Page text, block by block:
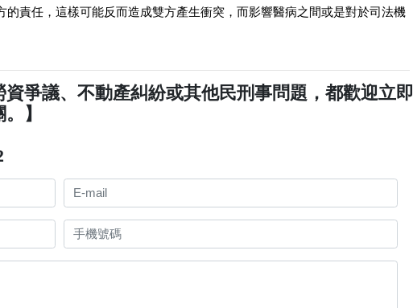
責任，這樣可能反而造成雙方產生衝突，而影響醫病之間或是對於司法機
爭議、不動產糾紛或其他民刑事問題，都歡迎立即
】